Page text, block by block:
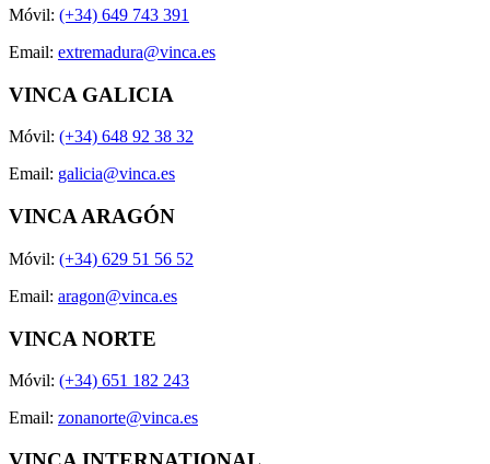
Móvil: (+34) 649 743 391
Email: extremadura@vinca.es
VINCA GALICIA
Móvil: (+34) 648 92 38 32
Email: galicia@vinca.es
VINCA ARAGÓN
Móvil: (+34) 629 51 56 52
Email: aragon@vinca.es
VINCA NORTE
Móvil: (+34) 651 182 243
Email: zonanorte@vinca.es